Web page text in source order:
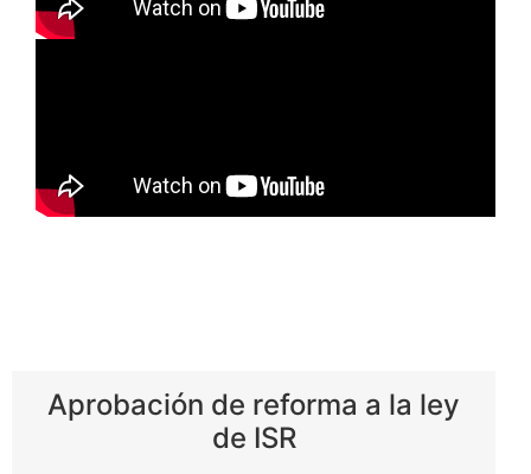
Aprobación de reforma a la ley
de ISR